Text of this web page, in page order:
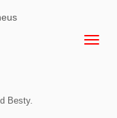
Besty.